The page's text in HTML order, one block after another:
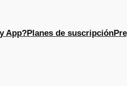
App?Planes de suscripción